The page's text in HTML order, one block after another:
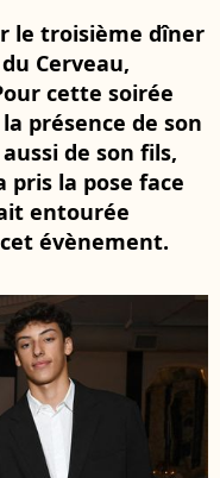
le troisième dîner
Cerveau,
cette soirée
présence de son
de son fils,
pris la pose face
entourée
évènement.